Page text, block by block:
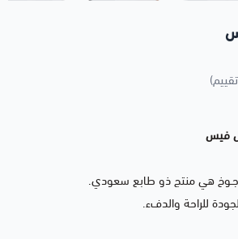
فيس
هي منتج ذو طابع سعودي.
للراحة والدفء.